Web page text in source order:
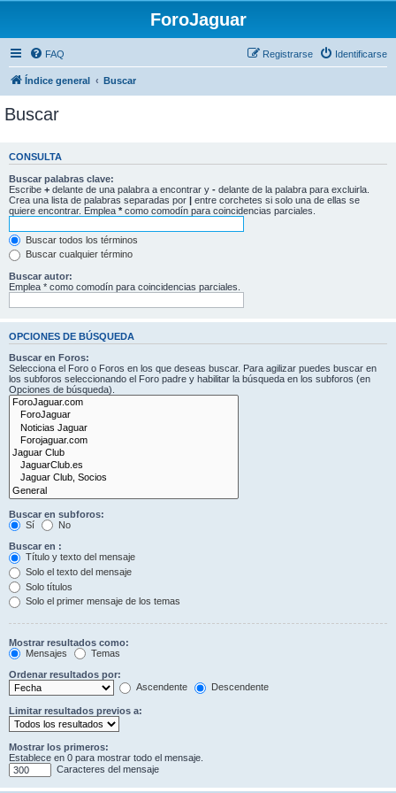
ForoJaguar
FAQ Identificarse
Registrarse
Índice general Buscar
Buscar
CONSULTA
Buscar palabras clave:
Escribe + delante de una palabra a encontrar y - delante de la palabra para excluirla.
Crea una lista de palabras separadas por | entre corchetes si solo una de ellas se
quiere encontrar. Emplea * como comodín para coincidencias parciales.
Buscar todos los términos
Buscar cualquier término
Buscar autor:
Emplea * como comodín para coincidencias parciales.
OPCIONES DE BÚSQUEDA
Buscar en Foros:
Selecciona el Foro o Foros en los que deseas buscar. Para agilizar puedes buscar en
los subforos seleccionando el Foro padre y habilitar la búsqueda en los subforos (en
Opciones de búsqueda).
Buscar en subforos:
Sí
No
Buscar en :
Título y texto del mensaje
Solo el texto del mensaje
Solo títulos
Solo el primer mensaje de los temas
Mostrar resultados como:
Mensajes
Temas
Ordenar resultados por:
Ascendente
Descendente
Limitar resultados previos a:
Mostrar los primeros:
Establece en 0 para mostrar todo el mensaje.
Caracteres del mensaje